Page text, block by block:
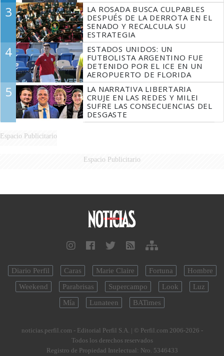
3
LA ROSADA BUSCA CULPABLES
DESPUÉS DE LA DERROTA EN EL
SENADO Y RECALCULA SU
ESTRATEGIA
4
ESTADOS UNIDOS: UN
FUTBOLISTA ARGENTINO FUE
DETENIDO POR EL ICE EN UN
AEROPUERTO DE FLORIDA
5
LA NARRATIVA LIBERTARIA
CRUJE EN LAS REDES Y MILEI
SUFRE LAS CONSECUENCIAS DEL
DESGASTE
Espacio Publicitario
Espacio Publicitario
Diario Perfil Caras Marie Claire Fortuna
Hombre
Weekend
Parabrisas Supercampo Look
Luz
Mía
Lunateen BATimes
noticias.perfil.com - Editorial Perfil S.A. | © Perfil.com 2006-2026 -
Todos los derechos reservados
Registro de Propiedad Intelectual: Nro. 5346433